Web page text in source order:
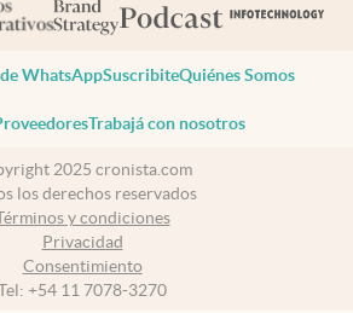
WhatsAppSuscribiteQuiénes Somos
Trabajá con nosotros
2025 cronista.com
los derechos reservados
y condiciones
Privacidad
Consentimiento
+54 11 7078-3270